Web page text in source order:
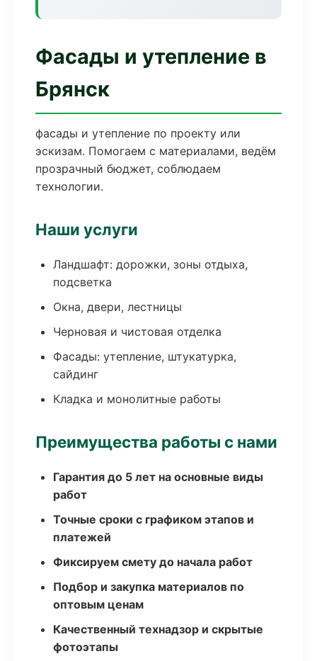
Фасады и утепление в
Брянск
фасады и утепление по проекту или
эскизам. Помогаем с материалами, ведём
прозрачный бюджет, соблюдаем
технологии.
Наши услуги
Ландшафт: дорожки, зоны отдыха,
подсветка
Окна, двери, лестницы
Черновая и чистовая отделка
Фасады: утепление, штукатурка,
сайдинг
Кладка и монолитные работы
Преимущества работы с нами
Гарантия до 5 лет на основные виды
работ
Точные сроки с графиком этапов и
платежей
Фиксируем смету до начала работ
Подбор и закупка материалов по
оптовым ценам
Качественный технадзор и скрытые
фотоэтапы